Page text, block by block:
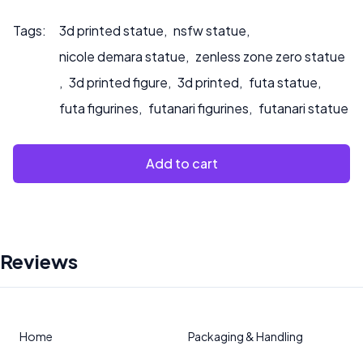
Tags: 3d printed statue, nsfw statue,
nicole demara statue, zenless zone zero statue
, 3d printed figure, 3d printed, futa statue,
futa figurines, futanari figurines, futanari statue
Add to cart
Reviews
Home Packaging & Handling